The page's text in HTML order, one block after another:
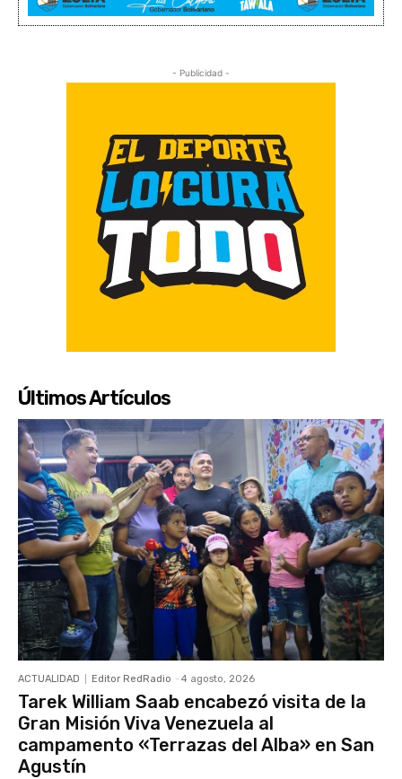
- Publicidad -
Últimos Artículos
ACTUALIDAD Editor RedRadio - 4 agosto, 2026
Tarek William Saab encabezó visita de la
Gran Misión Viva Venezuela al
campamento «Terrazas del Alba» en San
Agustín